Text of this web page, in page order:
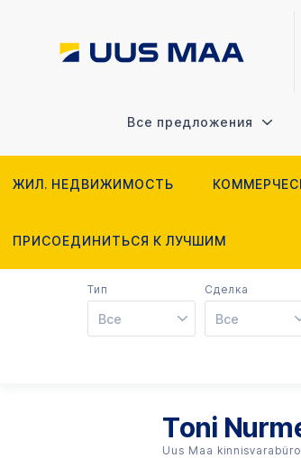
Все предложения
ЖИЛ. НЕДВИЖИМОСТЬ
ПРИСОЕДИНИТЬСЯ К ЛУЧШИМ
Тип
Все
Cделка
Все
Toni
Uus Maa